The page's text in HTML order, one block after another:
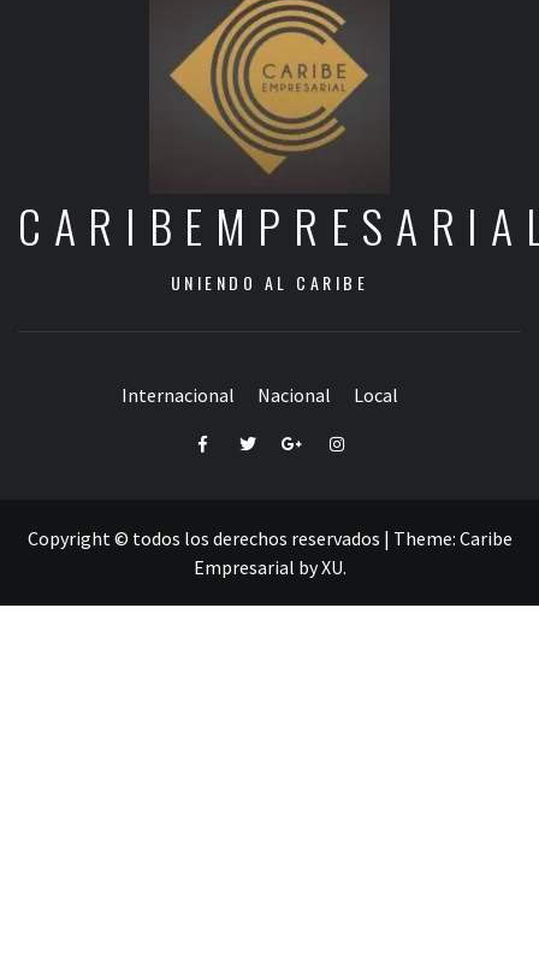
UNIENDO AL CARIBE
Internacional Nacional Local
FacebookTwitterGoogle+Instagram
Copyright © todos los derechos reservados | Theme: Caribe
Empresarial byXU.